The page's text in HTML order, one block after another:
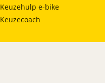
Keuzehulp e-bike
Keuzecoach